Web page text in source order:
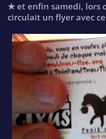
★ et enfin samedi, lors
circulait un flyer avec